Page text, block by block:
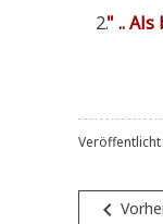
".. Als
Veröffentlicht
navigate_before